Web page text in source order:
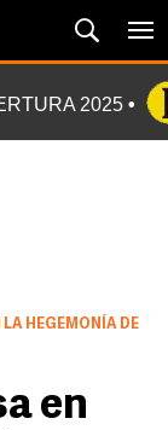
2025
LA HEGEMONÍA DE
en